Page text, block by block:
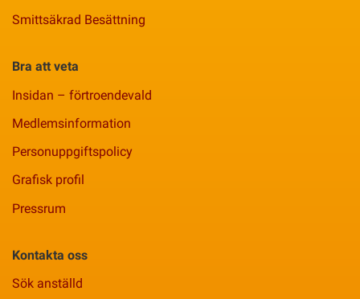
Smittsäkrad Besättning
Bra att veta
Insidan – förtroendevald
Medlemsinformation
Personuppgiftspolicy
Grafisk profil
Pressrum
Kontakta oss
Sök anställd